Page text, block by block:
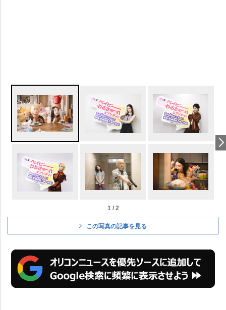
1 / 2
この写真の記事を見る